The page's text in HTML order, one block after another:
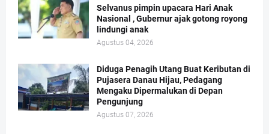
Selvanus pimpin upacara Hari Anak
Nasional , Gubernur ajak gotong royong
lindungi anak
Agustus 04, 2026
Diduga Penagih Utang Buat Keributan di
Pujasera Danau Hijau, Pedagang
Mengaku Dipermalukan di Depan
Pengunjung
Agustus 07, 2026